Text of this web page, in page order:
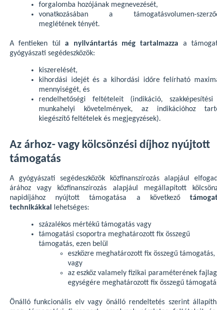
forgalomba hozójának megnevezését,
vonatkozásában a támogatásvolumen-
meglétének tényét.
A fentieken túla nyilvántartás még tartalmazza a
gyógyászati segédeszközök:
kiszerelését,
kihordási idejét és a kihordási időre felírható
mennyiségét, és
rendelhetőségi feltételeit (indikáció,
munkahelyi követelmények, az indikációhoz
kiegészítő feltételek és megjegyzések).
Az árhoz- vagy kölcsönzési díjhoz nyújtott
támogatás
A gyógyászati segédeszközök közfinanszírozás alapjául
árához vagy közfinanszírozás alapjául megállapított
napidíjához nyújtott támogatása a következő
technikákkal
lehetséges:
százalékos mértékű támogatás vagy
támogatási csoportra meghatározott fix összegű
támogatás, ezen belül
eszközre meghatározott fix összegű támogatás,
vagy
az eszköz valamely fizikai paraméterének
egységére meghatározott fix összegű
Önálló funkcionális elv vagy önálló rendeltetés szerint